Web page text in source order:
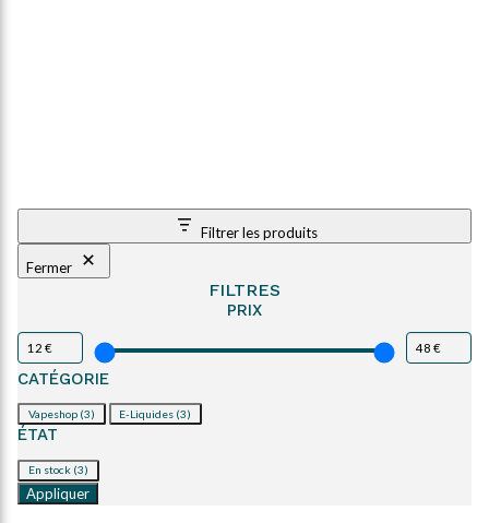
Filtrer les produits
Fermer
FILTRES
PRIX
CATÉGORIE
Catégorie
Vapeshop (3) E-Liquides (3)
ÉTAT
État
En stock (3)
Appliquer